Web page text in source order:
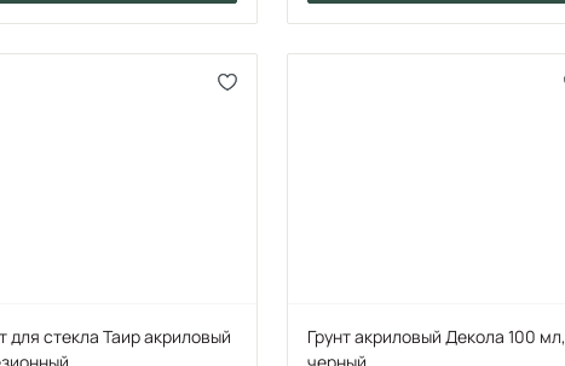
для стекла Таир акриловый
Грунт акриловый Декола 100 мл,